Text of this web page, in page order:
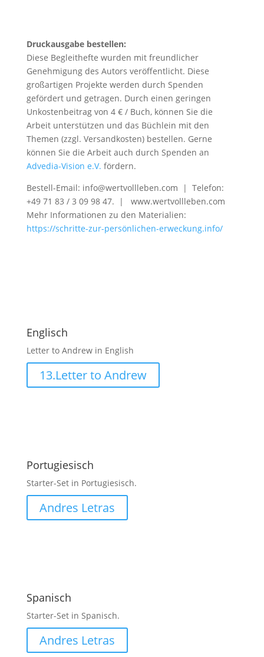
Druckausgabe bestellen:
Diese Begleithefte wurden mit freundlicher
Genehmigung des Autors veröffentlicht. Diese
großartigen Projekte werden durch Spenden
gefördert und getragen. Durch einen geringen
Unkostenbeitrag von 4 € / Buch, können Sie die
Arbeit unterstützen und das Büchlein mit den
Themen (zzgl. Versandkosten) bestellen. Gerne
können Sie die Arbeit auch durch Spenden an
Advedia-Vision e.V. fördern.
Bestell-Email: info@wertvollleben.com | Telefon:
+49 71 83 / 3 09 98 47. | www.wertvollleben.com
Mehr Informationen zu den Materialien:
https://schritte-zur-persönlichen-erweckung.info/
Englisch
Letter to Andrew in English
13.Letter to Andrew
Portugiesisch
Starter-Set in Portugiesisch.
Andres Letras
Spanisch
Starter-Set in Spanisch.
Andres Letras